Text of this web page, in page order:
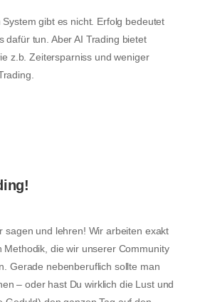
System gibt es nicht. Erfolg bedeutet
dafür tun. Aber AI Trading bietet
z.b. Zeitersparniss und weniger
sagen und lehren! Wir arbeiten exakt
Methodik, die wir unserer Community
Gerade nebenberuflich sollte man
– oder hast Du wirklich die Lust und